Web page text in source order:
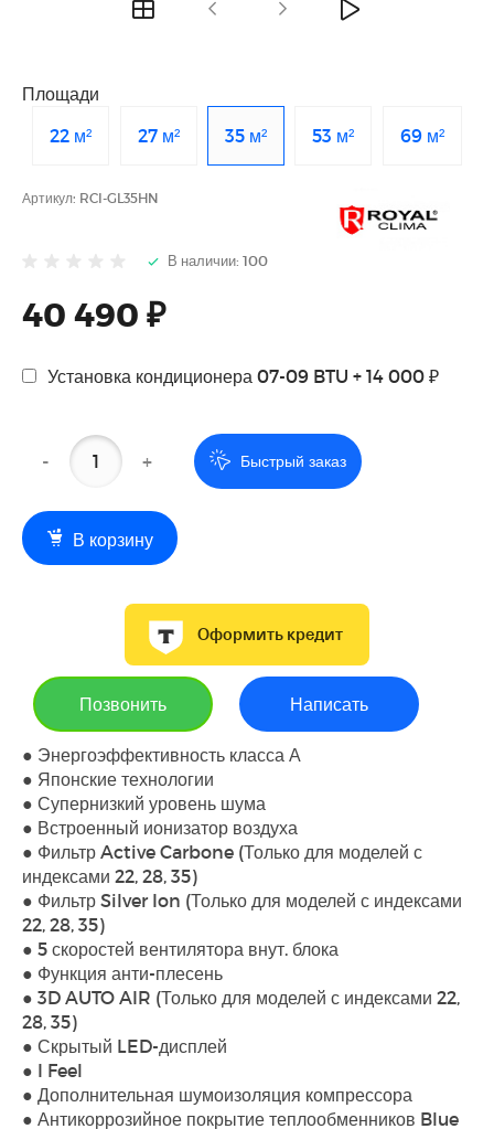
Площади
22 м²
27 м² 35 м² 53 м² 69 м²
Артикул: RCI-GL35HN
В наличии: 100
40 490 ₽
Установка кондиционера 07-09 BTU + 14 000 ₽
- + Быстрый заказ
В корзину
Оформить кредит
Позвонить Написать
● Энергоэффективность класса А
● Японские технологии
● Супернизкий уровень шума
● Встроенный ионизатор воздуха
● Фильтр Active Carbone (Только для моделей с
индексами 22, 28, 35)
● Фильтр Silver Ion (Только для моделей с индексами
22, 28, 35)
● 5 скоростей вентилятора внут. блока
● Функция анти-плесень
● 3D AUTO AIR (Только для моделей с индексами 22,
28, 35)
● Скрытый LED-дисплей
● I Feel
● Дополнительная шумоизоляция компрессора
● Антикоррозийное покрытие теплообменников Blue